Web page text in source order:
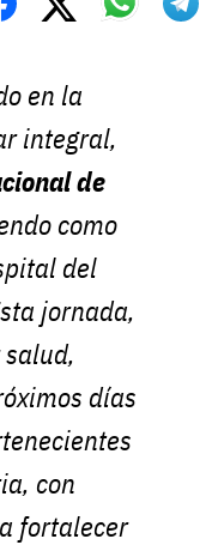
en la
integral,
de
como
del
jornada,
días
con
fortalecer